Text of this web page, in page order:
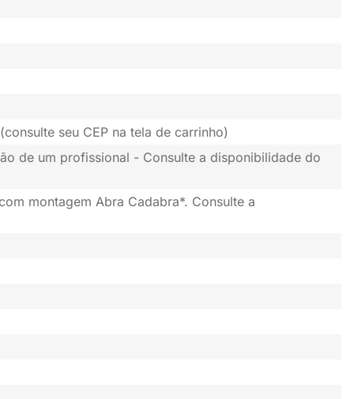
seu CEP na tela de carrinho)
de um profissional - Consulte a disponibilidade do
montagem Abra Cadabra*. Consulte a